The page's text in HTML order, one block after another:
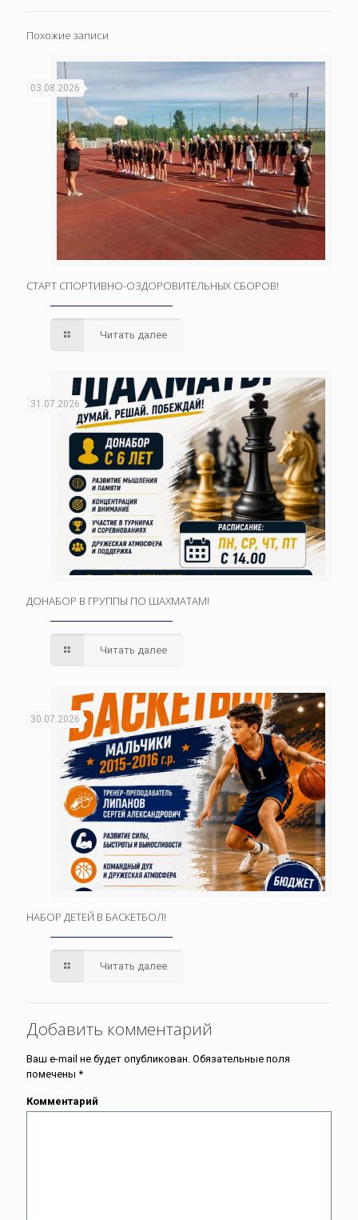
Похожие записи
03.08.2026
СТАРТ СПОРТИВНО-ОЗДОРОВИТЕЛЬНЫХ СБОРОВ!
Читать далее
31.07.2026
ДОНАБОР В ГРУППЫ ПО ШАХМАТАМ!
Читать далее
30.07.2026
НАБОР ДЕТЕЙ В БАСКЕТБОЛ!
Читать далее
Добавить комментарий
Ваш e-mail не будет опубликован. Обязательные поля
помечены *
Комментарий